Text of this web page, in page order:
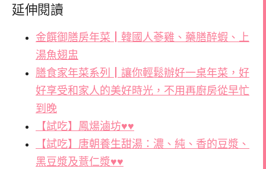
延伸閱讀
金饌御膳房年菜┃韓國人蔘雞、藥膳醉蝦、上
湯魚翅盅
膳食家年菜系列┃讓你輕鬆辦好一桌年菜，好
好享受和家人的美好時光，不用再廚房從早忙
到晚
【試吃】鳳煬滷坊♥♥
【試吃】唐朝養生甜湯：濃、純、香的豆漿、
黑豆漿及薏仁漿♥♥